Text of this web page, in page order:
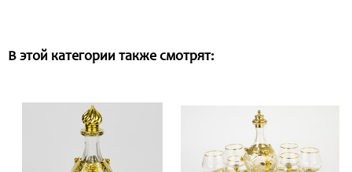
В этой категории также смотрят: